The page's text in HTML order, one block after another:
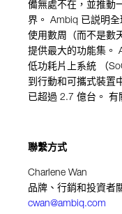
備無處不在，並推動
界。 Ambiq 已説明
使用數周（而不是數
提供最大的功能集。
低功耗片上系統 （
到行動和可攜式裝置
已超過 2.7 億台。 有
聯繫方式
Charlene Wan
品牌、行銷和投資者
cwan@ambiq.com